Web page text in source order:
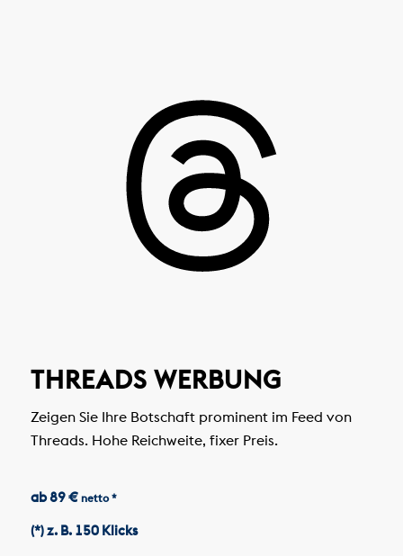
THREADS WERBUNG
Zeigen Sie Ihre Botschaft prominent im Feed von
Threads. Hohe Reichweite, fixer Preis.
ab 89 € netto *
(*) z. B. 150 Klicks